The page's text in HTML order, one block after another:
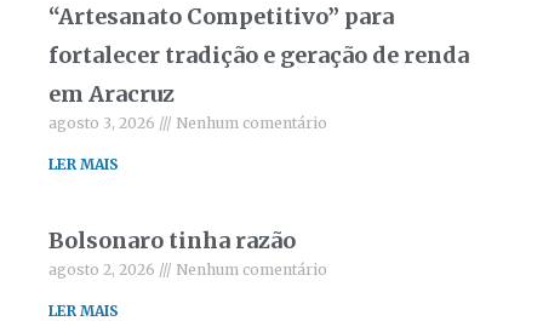
“Artesanato Competitivo” para
fortalecer tradição e geração de renda
em Aracruz
agosto 3, 2026 Nenhum comentário
LER MAIS
Bolsonaro tinha razão
agosto 2, 2026 Nenhum comentário
LER MAIS